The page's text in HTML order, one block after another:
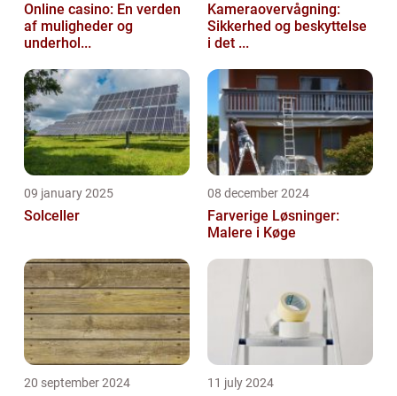
Online casino: En verden
af muligheder og
underhol...
Kameraovervågning:
Sikkerhed og beskyttelse
i det ...
09 january 2025
Solceller
08 december 2024
Farverige Løsninger:
Malere i Køge
20 september 2024 11 july 2024